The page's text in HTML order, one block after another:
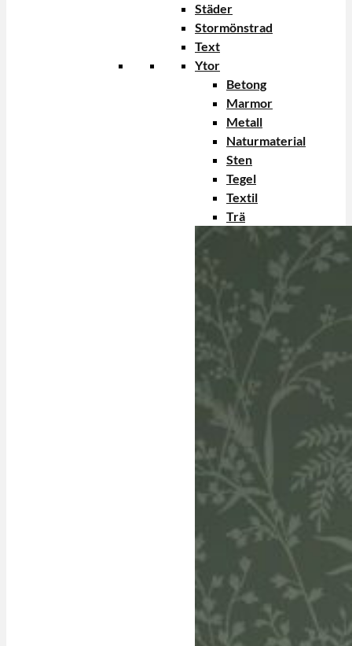
Städer
Stormönstrad
Text
Ytor
Betong
Marmor
Metall
Naturmaterial
Sten
Tegel
Textil
Trä